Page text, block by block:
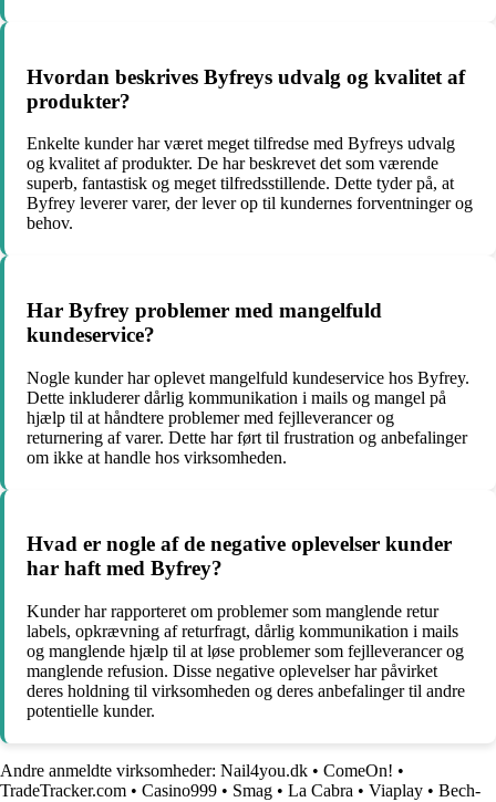
Hvordan beskrives Byfreys udvalg og kvalitet af
produkter?
Enkelte kunder har været meget tilfredse med Byfreys udvalg
og kvalitet af produkter. De har beskrevet det som værende
superb, fantastisk og meget tilfredsstillende. Dette tyder på, at
Byfrey leverer varer, der lever op til kundernes forventninger og
behov.
Har Byfrey problemer med mangelfuld
kundeservice?
Nogle kunder har oplevet mangelfuld kundeservice hos Byfrey.
Dette inkluderer dårlig kommunikation i mails og mangel på
hjælp til at håndtere problemer med fejlleverancer og
returnering af varer. Dette har ført til frustration og anbefalinger
om ikke at handle hos virksomheden.
Hvad er nogle af de negative oplevelser kunder
har haft med Byfrey?
Kunder har rapporteret om problemer som manglende retur
labels, opkrævning af returfragt, dårlig kommunikation i mails
og manglende hjælp til at løse problemer som fejlleverancer og
manglende refusion. Disse negative oplevelser har påvirket
deres holdning til virksomheden og deres anbefalinger til andre
potentielle kunder.
Andre anmeldte virksomheder: Nail4you.dk • ComeOn! •
TradeTracker.com • Casino999 • Smag • La Cabra • Viaplay • Bech-